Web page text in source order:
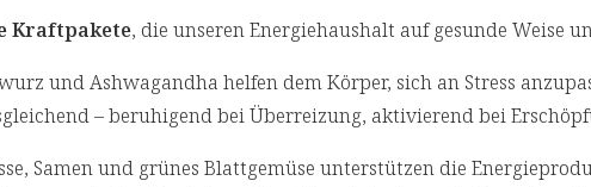
Kraftpakete, die unseren Energiehaushalt auf gesunde Weise
und Ashwagandha helfen dem Körper, sich an Stress
– beruhigend bei Überreizung, aktivierend bei
Samen und grünes Blattgemüse unterstützen die